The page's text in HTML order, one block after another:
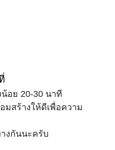
น้อย 20-30 นาที
มสร้างให้ดีเพื่อความ
งกันนะครับ